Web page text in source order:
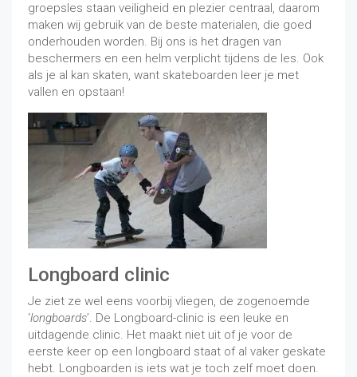
groepsles staan veiligheid en plezier centraal, daarom
maken wij gebruik van de beste materialen, die goed
onderhouden worden. Bij ons is het dragen van
beschermers en een helm verplicht tijdens de les. Ook
als je al kan skaten, want skateboarden leer je met
vallen en opstaan!
Longboard clinic
Je ziet ze wel eens voorbij vliegen, de zogenoemde
‘longboards’. De Longboard-clinic is een leuke en
uitdagende clinic. Het maakt niet uit of je voor de
eerste keer op een longboard staat of al vaker geskate
hebt. Longboarden is iets wat je toch zelf moet doen.